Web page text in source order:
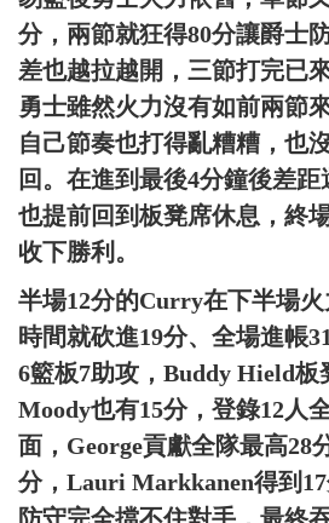
分，兩節就狂得80分讓爵士
差也越拉越開，三節打完已
勇士雖然火力沒有如前兩節
自己節奏也打得亂糟糟，也
回。在進到最後4分鐘後差
也提前回到板凳席休息，終
收下勝利。
半場12分的Curry在下半場
時間就砍進19分、全場進帳
6籃板7助攻，Buddy Hield板
Moody也有15分，登錄12人
面，George貢獻全隊最高28
分，Lauri Markkanen得到